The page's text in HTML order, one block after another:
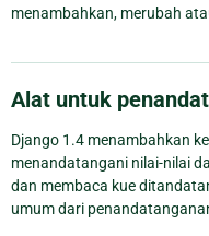
menambahkan, merubah
Alat untuk
Django 1.4 menambahkan
menandatangani nilai-nilai
dan membaca kue
umum dari